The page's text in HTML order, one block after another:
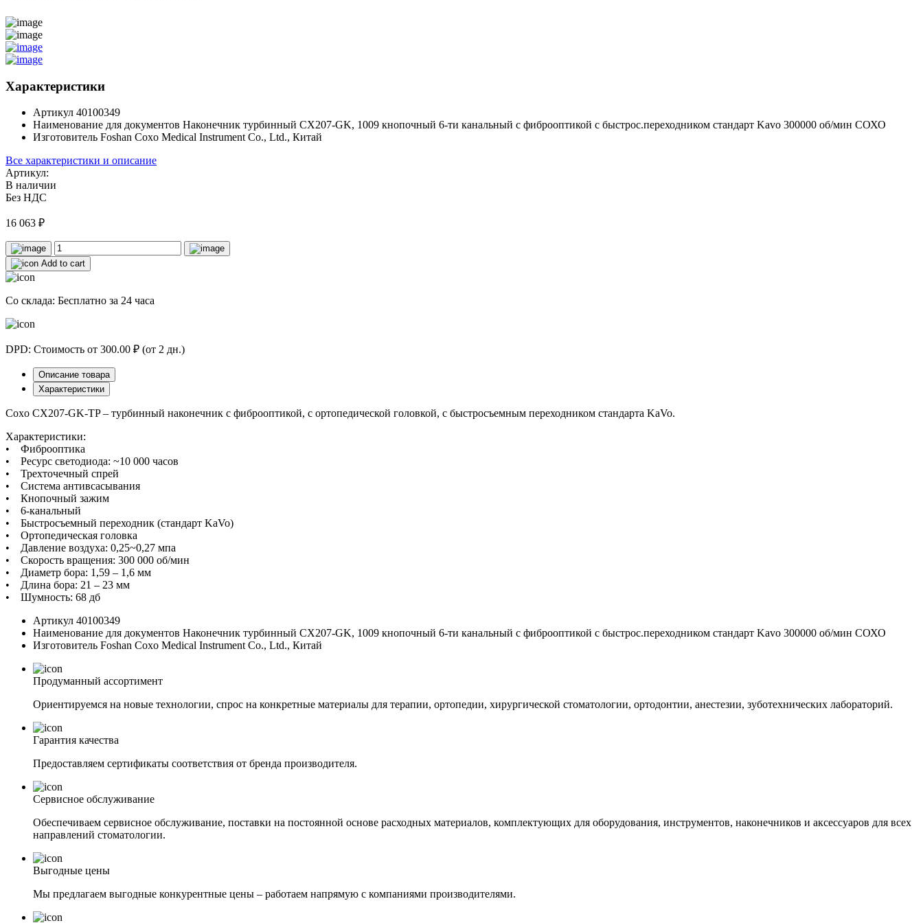
Характеристики
Артикул 40100349
Наименование для документов Наконечник турбинный CX207-GK, 1009 кнопочный 6-ти канальный с фиброоптикой с быстрос.переходником стандарт Kavo 300000 об/мин СОХО
Изготовитель Foshan Coxo Medical Instrument Co., Ltd., Китай
Все характеристики и описание
Артикул:
В наличии
Без НДС
16 063 ₽
Add to cart
Со склада: Бесплатно за 24 часа
DPD: Стоимость от 300.00 ₽ (от 2 дн.)
Описание товара
Характеристики
Coxo CX207-GK-TP – турбинный наконечник с фиброоптикой, с ортопедической головкой, с быстросъемным переходником стандарта KaVo.
Характеристики:
• Фиброоптика
• Ресурс светодиода: ~10 000 часов
• Трехточечный спрей
• Система антивсасывания
• Кнопочный зажим
• 6-канальный
• Быстросъемный переходник (стандарт KaVo)
• Ортопедическая головка
• Давление воздуха: 0,25~0,27 мпа
• Скорость вращения: 300 000 об/мин
• Диаметр бора: 1,59 – 1,6 мм
• Длина бора: 21 – 23 мм
• Шумность: 68 дб
Артикул 40100349
Наименование для документов Наконечник турбинный CX207-GK, 1009 кнопочный 6-ти канальный с фиброоптикой с быстрос.переходником стандарт Kavo 300000 об/мин СОХО
Изготовитель Foshan Coxo Medical Instrument Co., Ltd., Китай
Продуманный ассортимент
Ориентируемся на новые технологии, спрос на конкретные материалы для терапии, ортопедии, хирургической стоматологии, ортодонтии, анестезии, зуботехнических лабораторий.
Гарантия качества
Предоставляем сертификаты соответствия от бренда производителя.
Сервисное обслуживание
Обеспечиваем сервисное обслуживание, поставки на постоянной основе расходных материалов, комплектующих для оборудования, инструментов, наконечников и аксессуаров для всех
направлений стоматологии.
Выгодные цены
Мы предлагаем выгодные конкурентные цены – работаем напрямую с компаниями производителями.